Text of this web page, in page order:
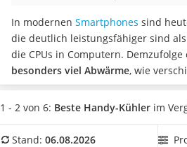
Powerstation mit Solarpanel
Gaming-PC
Soundbar
17-Zoll-Laptop
Satellitenschüssel
Gaming-Headset
Tablets unter 200 Euro
In modernen Smartphones sind
die deutlich leistungsfähiger sind
die CPUs in Computern.
besonders viel Abwärme, wie
zeigen. Um ein Smartphone zu
nicht in den Eisschrank gelegt
so die verbaute Technik
. Wählen
1 - 2 von 6: Beste Handy-Kühler im
Stand: 06.08.2026